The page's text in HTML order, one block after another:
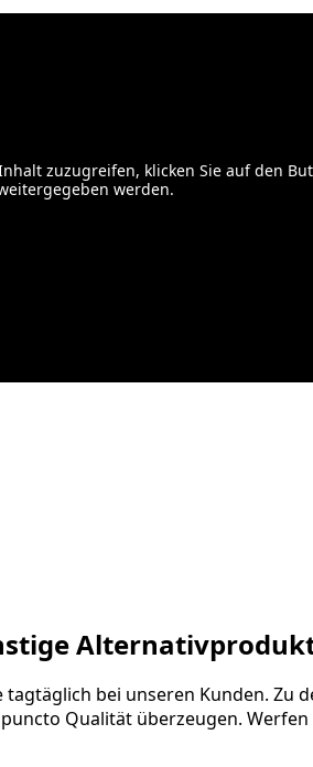
zuzugreifen, klicken Sie auf den
werden.
bei unseren Kunden.
Qualität überzeugen.